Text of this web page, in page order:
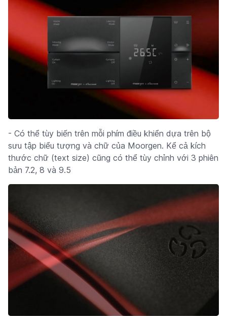
- Có thể tùy biến trên mỗi phím điều khiển dựa trên bộ
sưu tập biểu tượng và chữ của Moorgen. Kể cả kích
thước chữ (text size) cũng có thể tùy chỉnh với 3 phiên
bản 7.2, 8 và 9.5